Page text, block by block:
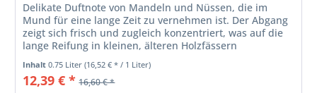
Delikate Duftnote von Mandeln und Nüssen, die im
Mund für eine lange Zeit zu vernehmen ist. Der Abgang
zeigt sich frisch und zugleich konzentriert, was auf die
lange Reifung in kleinen, älteren Holzfässern
zurückzuführen ist.
Inhalt0.75 Liter(16,52 € * / 1 Liter)
12,39 € * 16,60 € *